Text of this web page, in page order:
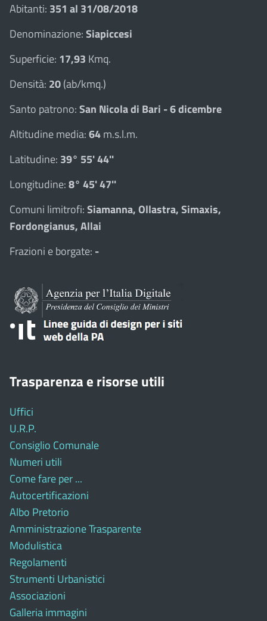
Abitanti: 351 al 31/08/2018
Denominazione:Siapiccesi
Superficie: 17,93 Kmq.
Densità: 20(ab/kmq.)
Santo patrono:San Nicola di Bari - 6 dicembre
Altitudine media:64m.s.l.m.
Latitudine: 39° 55' 44''
Longitudine:8° 45' 47''
Comuni limitrofi:Siamanna, Ollastra, Simaxis,
Fordongianus, Allai
Frazioni e borgate: -
Trasparenza e risorse utili
Uffici
U.R.P.
Consiglio Comunale
Numeri utili
Come fare per ...
Autocertificazioni
Albo Pretorio
Amministrazione Trasparente
Modulistica
Regolamenti
Strumenti Urbanistici
Associazioni
Galleria immagini